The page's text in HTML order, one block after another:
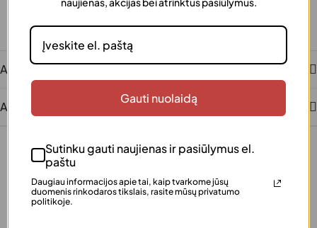
Klientų įvertinta
Šimtai patenkintų klientų
Aprašymas
Atsiliepimai
Gauti nuolaidą
Sutinku gauti naujienas ir pasiūlymus el.
paštu
Daugiau informacijos apie tai, kaip tvarkome jūsų
duomenis rinkodaros tikslais, rasite mūsų privatumo
politikoje.